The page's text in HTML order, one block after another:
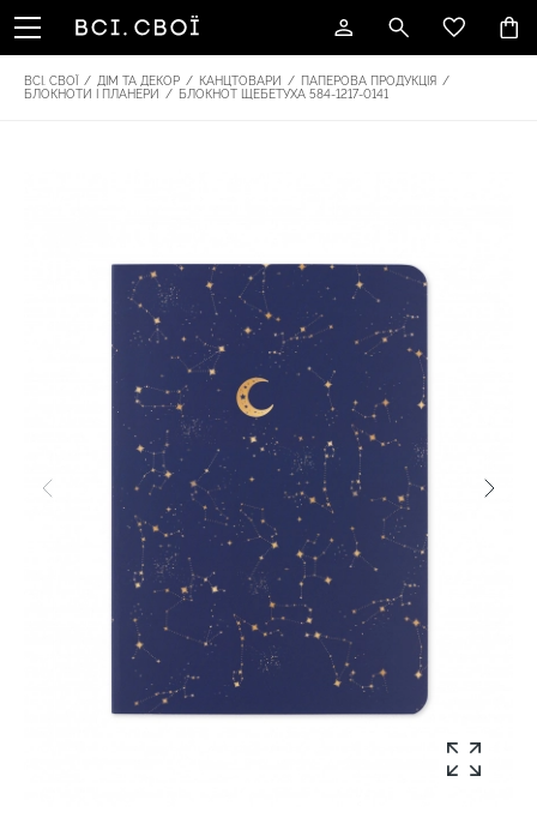
ВСІ. СВОЇ / ДІМ ТА ДЕКОР / КАНЦТОВАРИ / ПАПЕРОВА ПРОДУКЦІЯ
/
БЛОКНОТИ І ПЛАНЕРИ
/ БЛОКНОТ ЩЕБЕТУХА 584-1217-0141